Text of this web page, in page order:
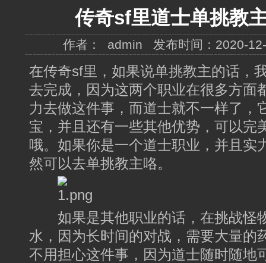
传奇sf里道士单挑教
作者： admin 发布时间：2020-
在传奇sf里，如果说单挑教主的话，
去完成，因为这两个职业在很多方面
力去做这件事，而道士就不一样了，
宝，并且还有一些其他优势，可以完
哦。如果你是一个道士职业，并且实
然可以去单挑教主咯。
如果是其他职业的话，在挑战怪
水，因为长时间的对战，需要大量的
不用担心这件事，因为道士随时随地